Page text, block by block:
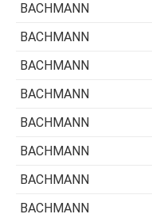
BACHMANN
BACHMANN
BACHMANN
BACHMANN
BACHMANN
BACHMANN
BACHMANN
BACHMANN